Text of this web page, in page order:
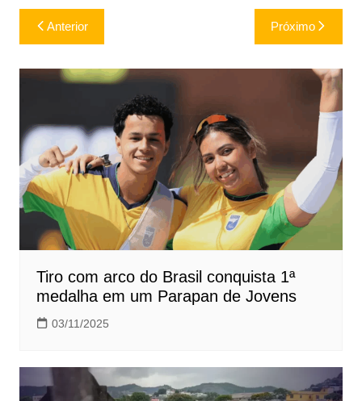
Navegação
de
Post
Anterior Próximo
Tiro com arco do Brasil conquista 1ª
medalha em um Parapan de Jovens
03/11/2025